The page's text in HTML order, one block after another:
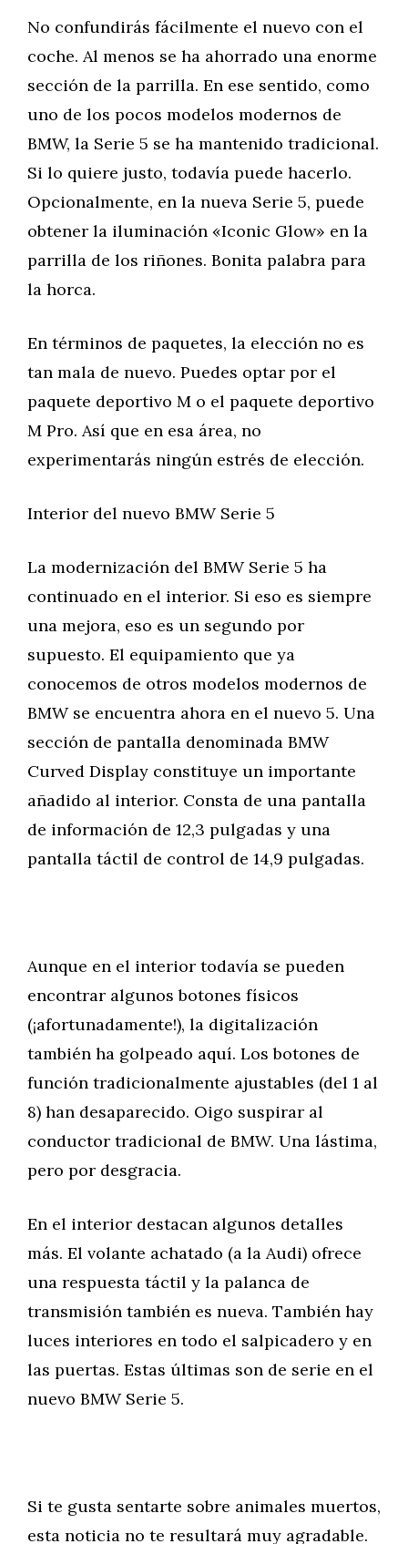
No confundirás fácilmente el nuevo con el
coche. Al menos se ha ahorrado una enorme
sección de la parrilla. En ese sentido, como
uno de los pocos modelos modernos de
BMW, la Serie 5 se ha mantenido tradicional.
Si lo quiere justo, todavía puede hacerlo.
Opcionalmente, en la nueva Serie 5, puede
obtener la iluminación «Iconic Glow» en la
parrilla de los riñones. Bonita palabra para
la horca.
En términos de paquetes, la elección no es
tan mala de nuevo. Puedes optar por el
paquete deportivo M o el paquete deportivo
M Pro. Así que en esa área, no
experimentarás ningún estrés de elección.
Interior del nuevo BMW Serie 5
La modernización del BMW Serie 5 ha
continuado en el interior. Si eso es siempre
una mejora, eso es un segundo por
supuesto. El equipamiento que ya
conocemos de otros modelos modernos de
BMW se encuentra ahora en el nuevo 5. Una
sección de pantalla denominada BMW
Curved Display constituye un importante
añadido al interior. Consta de una pantalla
de información de 12,3 pulgadas y una
pantalla táctil de control de 14,9 pulgadas.
Aunque en el interior todavía se pueden
encontrar algunos botones físicos
(¡afortunadamente!), la digitalización
también ha golpeado aquí. Los botones de
función tradicionalmente ajustables (del 1 al
8) han desaparecido. Oigo suspirar al
conductor tradicional de BMW. Una lástima,
pero por desgracia.
En el interior destacan algunos detalles
más. El volante achatado (a la Audi) ofrece
una respuesta táctil y la palanca de
transmisión también es nueva. También hay
luces interiores en todo el salpicadero y en
las puertas. Estas últimas son de serie en el
nuevo BMW Serie 5.
Si te gusta sentarte sobre animales muertos,
esta noticia no te resultará muy agradable.